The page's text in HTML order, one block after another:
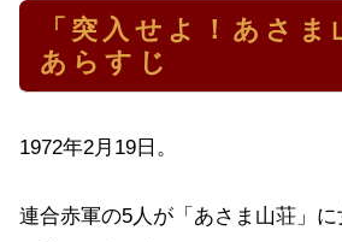
「突入せよ！あさま
あらすじ
1972年2月19日。
連合赤軍の5人が「あさま山荘」